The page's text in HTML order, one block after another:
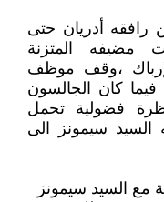
أدريان حتى
مضيفه المتزنة
،وقف موظف
فيما كان الجالسون
فضولية تحمل
السيد سيمونز الى
مع السيد سيمونز